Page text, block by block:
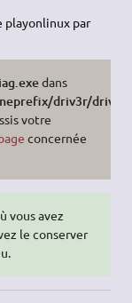
par
dans
driv3r/
votre
concernée
vous avez
le conserver